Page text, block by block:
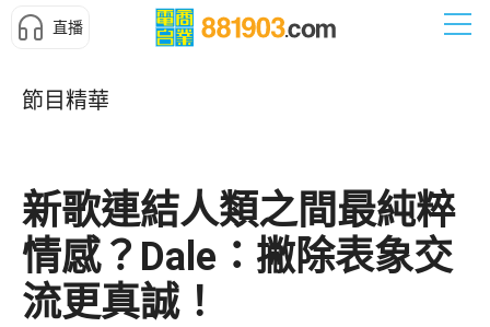
直播
節目精華
新歌連結人類之間最純粹
情感？Dale：撇除表象交
流更真誠！